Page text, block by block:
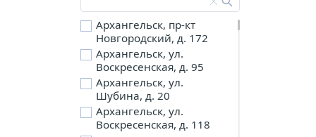
д. Бережная
д. Петариха
д. Согра
п. Березник
п. Боброво
п. Вычегодский
п. Двинской,
Архангельск, пр-кт
Новгородский, д. 172
Архангельск, ул.
Воскресенская, д. 95
Архангельск, ул.
Шубина, д. 20
Архангельск, ул.
Воскресенская, д. 118